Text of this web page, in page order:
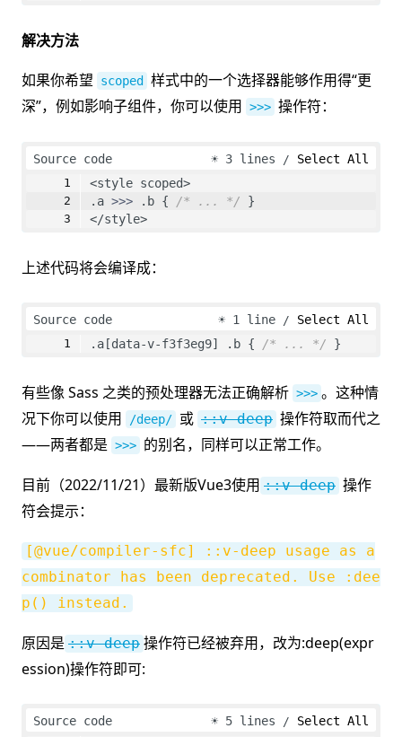
解决方法
如果你希望
scoped
样式中的一个选择器能够作用得“更
深”，例如影响子组件，你可以使用 >>> 操作符：
Source code ☀ 3 lines
Select All
<style scoped>
.a >>> .b { /* ... */ }
</style>
上述代码将会编译成：
Source code ☀ 1 line
Select All
.a[data-v-f3f3eg9] .b {
/* ... */ }
有些像 Sass 之类的预处理器无法正确解析 >>> 。这种情
况下你可以使用
/deep/ 或 ::v-deep 操作符取而代之
——两者都是 >>> 的别名，同样可以正常工作。
目前（2022/11/21）最新版Vue3使用 ::v-deep 操作
符会提示：
[@vue/compiler-sfc] ::v-deep usage as a
combinator has been deprecated. Use :dee
p() instead.
原因是 ::v-deep 操作符已经被弃用，改为:deep(expr
ession)操作符即可:
Source code ☀ 5 lines
Select All